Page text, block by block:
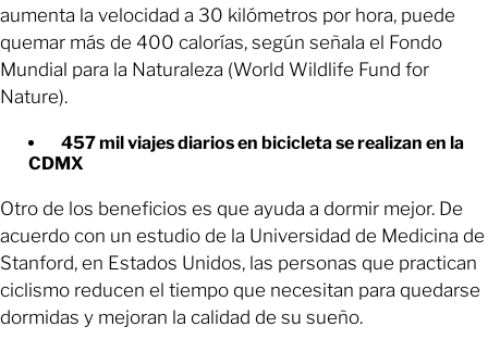
aumenta la velocidad a 30 kilómetros por hora, puede
quemar más de 400 calorías, según señala el Fondo
Mundial para la Naturaleza (World Wildlife Fund for
Nature).
457 mil viajes diarios en bicicleta se realizan en la
CDMX
Otro de los beneficios es que ayuda a dormir mejor. De
acuerdo con un estudio de la Universidad de Medicina de
Stanford, en Estados Unidos, las personas que practican
ciclismo reducen el tiempo que necesitan para quedarse
dormidas y mejoran la calidad de su sueño.